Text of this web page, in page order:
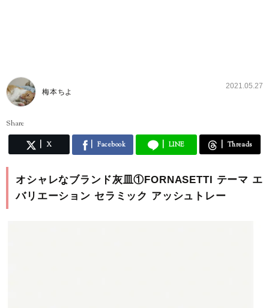
梅本ちよ
2021.05.27
Share
X Facebook LINE Threads
オシャレなブランド灰皿①FORNASETTI テーマ エ
バリエーション セラミック アッシュトレー